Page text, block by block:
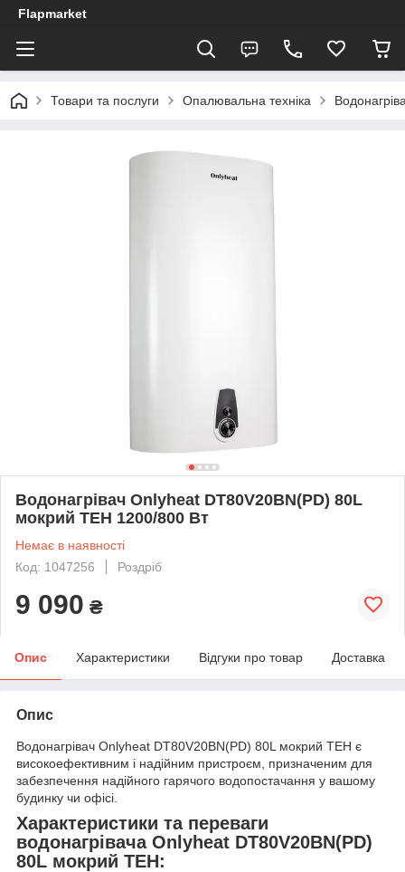
Flapmarket
Товари та послуги Опалювальна техніка
Водонагрівач Onlyheat DT80V20BN(PD) 80L
мокрий ТЕН 1200/800 Вт
Немає в наявності
Код: 1047256
Роздріб
9 090 ₴
Опис Характеристики Відгуки про товар Доставка
Опис
Водонагрівач Onlyheat DT80V20BN(PD) 80L мокрий ТЕН є
високоефективним і надійним пристроєм, призначеним для
забезпечення надійного гарячого водопостачання у вашому
будинку чи офісі.
Характеристики та переваги
водонагрівача Onlyheat DT80V20BN(PD)
80L мокрий ТЕН: